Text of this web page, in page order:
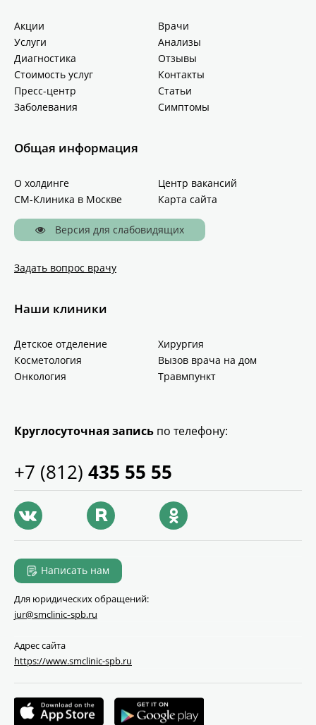
Акции
Врачи
Услуги
Анализы
Диагностика
Отзывы
Стоимость услуг
Контакты
Пресс-центр
Статьи
Заболевания
Симптомы
Общая информация
О холдинге
Центр вакансий
СМ-Клиника в Москве
Карта сайта
Версия для слабовидящих
Задать вопрос врачу
Наши клиники
Детское отделение
Хирургия
Косметология
Вызов врача на дом
Онкология
Травмпункт
Круглосуточная запись по телефону:
+7 (812) 435 55 55
Написать нам
Для юридических обращений:
jur@smclinic‑spb.ru
Адрес сайта
https://www.smclinic-spb.ru